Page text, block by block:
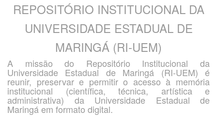
REPOSITÓRIO INSTITUCIONAL DA
UNIVERSIDADE ESTADUAL DE
MARINGÁ (RI-UEM)
A missão do Repositório Institucional da
Universidade Estadual de Maringá (RI-UEM) é
reunir, preservar e permitir o acesso à memória
institucional (científica, técnica, artística e
administrativa) da Universidade Estadual de
Maringá em formato digital.